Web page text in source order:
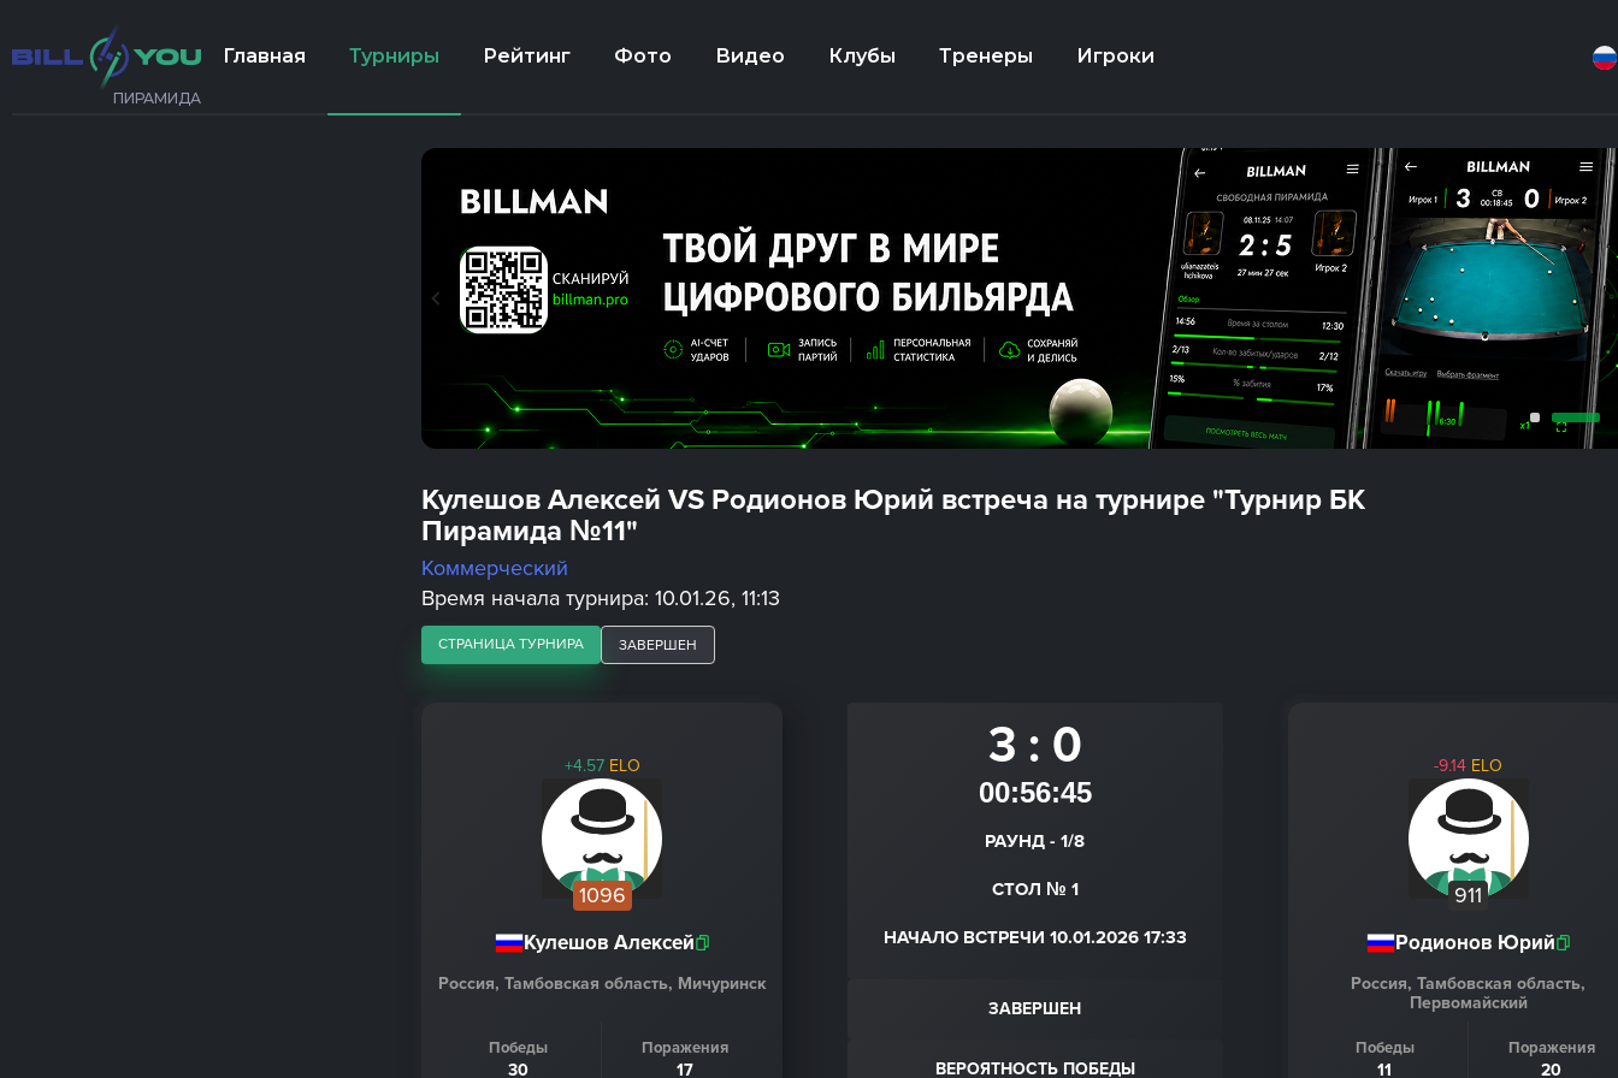
ПИРАМИДА
Главная Турниры Рейтинг Фото Видео Клубы Тренеры Игроки
Кулешов Алексей VS Родионов Юрий встреча на турнире "Турнир БК
Пирамида №11"
Коммерческий
Время начала турнира: 10.01.26, 11:13
СТРАНИЦА ТУРНИРА ЗАВЕРШЕН
+4.57 ELO
1096
Кулешов Алексей
Россия, Тамбовская область, Мичуринск
Победы
30
Поражения
17
3 : 0
00:56:45
РАУНД - 1/8
СТОЛ № 1
НАЧАЛО ВСТРЕЧИ 10.01.2026 17:33
ЗАВЕРШЕН
ВЕРОЯТНОСТЬ ПОБЕДЫ
-9.14 ELO
911
Родионов Юрий
Россия, Тамбовская область,
Первомайский
Победы
11
Поражения
20